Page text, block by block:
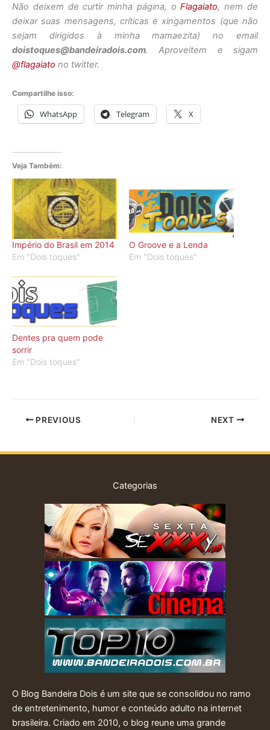
Não deixem de curtir minha página, oFlagaiato, nem de
deixar suas mensagens, críticas e xingamentos (que não
sejam dirigidos à minha mamaezita) no email
doistoques@bandeiradois.com. Aproveitem e sigam
@flagaiato no twitter.
Compartilhe isso:
WhatsApp Telegram X
Veja Também:
Império do Brasil em 2014
Em "Dois toques"
O Groove e a Lenda
Em "Dois toques"
Dentes pra quem pode
sorrir
Em "Dois toques"
PREVIOUS NEXT
Categorias
O Blog Bandeira Dois é um site que se consolidou no ramo
de entretenimento, humor e conteúdo adulto na internet
brasileira. Criado em 2010, o blog reune uma grande